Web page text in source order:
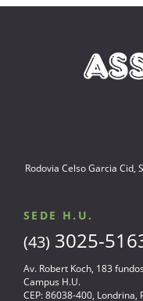
Rodovia Celso Garcia Cid,
SEDE H.U.
(43) 3025-
Av. Robert Koch, 183
Campus H.U.
CEP: 86038-400, Londrina,